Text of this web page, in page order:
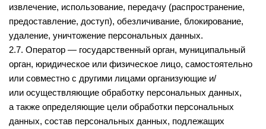
извлечение, использование, передачу (распространение,
предоставление, доступ), обезличивание, блокирование,
удаление, уничтожение персональных данных.
2.7. Оператор — государственный орган, муниципальный
орган, юридическое или физическое лицо, самостоятельно
или совместно с другими лицами организующие и/
или осуществляющие обработку персональных данных,
а также определяющие цели обработки персональных
данных, состав персональных данных, подлежащих